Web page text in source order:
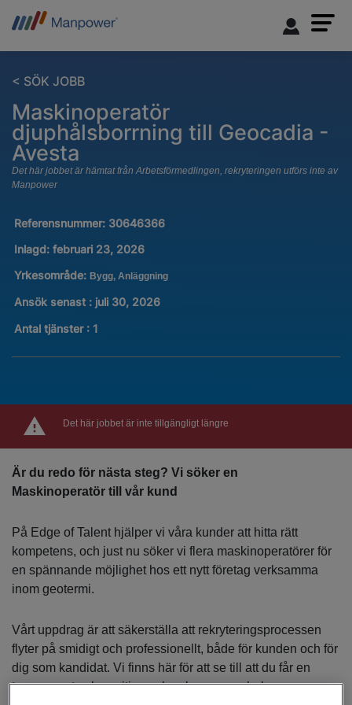
< SÖK JOBB
Maskinoperatör
djuphålsborrning till Geocadia -
Avesta
Det här jobbet är hämtat från Arbetsförmedlingen, rekryteringen utförs inte av
Manpower
Referensnummer: 30646366
Inlagd: februari 23, 2026
Yrkesområde: Bygg, Anläggning
Ansök senast : juli 30, 2026
Antal tjänster : 1
Det här jobbet är inte tillgängligt längre
Är du redo för nästa steg? Vi söker en
Maskinoperatör till vår kund
På Edge of Talent hjälper vi våra kunder att hitta rätt
kompetens, och just nu söker vi flera maskinoperatörer för
en spännande möjlighet hos ett nytt företag verksamma
inom geotermi.
Vårt uppdrag är att säkerställa att rekryteringsprocessen
flyter på smidigt och professionellt, både för kunden och för
dig som kandidat. Vi finns här för att se till att du får en
transparent och positiv upplevelse genom hela processen.